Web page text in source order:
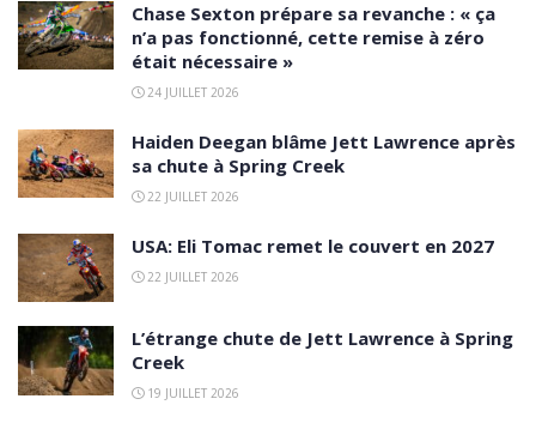
Chase Sexton prépare sa revanche : « ça
n’a pas fonctionné, cette remise à zéro
était nécessaire »
24 JUILLET 2026
Haiden Deegan blâme Jett Lawrence après
sa chute à Spring Creek
22 JUILLET 2026
USA: Eli Tomac remet le couvert en 2027
22 JUILLET 2026
L’étrange chute de Jett Lawrence à Spring
Creek
19 JUILLET 2026